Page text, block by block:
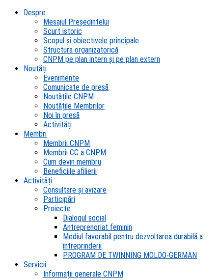
Despre
Mesajul Președintelui
Scurt istoric
Scopul şi obiectivele principale
Structura organizatorică
CNPM pe plan intern şi pe plan extern
Noutăți
Evenimente
Comunicate de presă
Noutățile CNPM
Noutățile Membrilor
Noi în presă
Activități
Membri
Membrii CNPM
Membrii CC a CNPM
Cum devin membru
Beneficiile afilierii
Activități
Consultare și avizare
Participări
Proiecte
Dialogul social
Antreprenoriat feminin
Mediul favorabil pentru dezvoltarea durabilă a
întreprinderii
PROGRAM DE TWINNING MOLDO-GERMAN
Servicii
Informații generale CNPM